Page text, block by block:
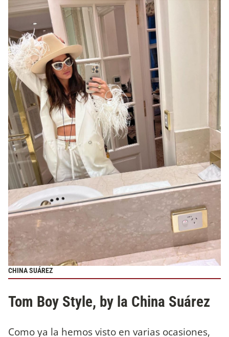
CHINA SUÁREZ
Tom Boy Style, by la China Suárez
Como ya la hemos visto en varias ocasiones,